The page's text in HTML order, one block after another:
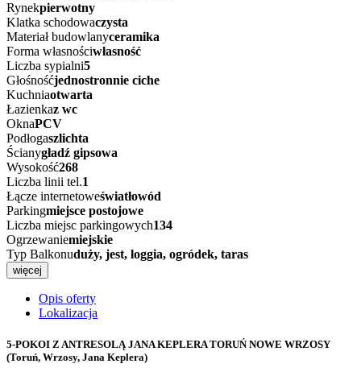
Rynekpierwotny
Klatka schodowaczysta
Materiał budowlanyceramika
Forma własnościwłasność
Liczba sypialni5
Głośnośćjednostronnie ciche
Kuchniaotwarta
Łazienkaz wc
OknaPCV
Podłogaszlichta
Ścianygładź gipsowa
Wysokość268
Liczba linii tel.1
Łącze internetoweświatłowód
Parkingmiejsce postojowe
Liczba miejsc parkingowych134
Ogrzewaniemiejskie
Typ Balkonuduży, jest, loggia, ogródek, taras
więcej
Opis oferty
Lokalizacja
5-POKOI Z ANTRESOLĄ JANA KEPLERA TORUŃ NOWE WRZOSY
(Toruń, Wrzosy, Jana Keplera)